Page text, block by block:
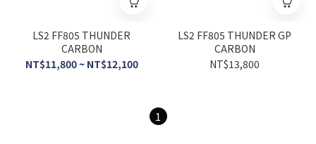
LS2 FF805 THUNDER
CARBON
NT$11,800 ~ NT$12,100
LS2 FF805 THUNDER GP
CARBON
NT$13,800
1